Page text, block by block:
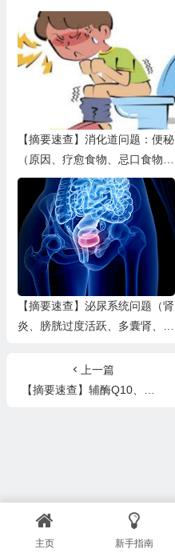
【摘要速查】消化道问题：便秘
（原因、疗愈食物、忌口食物、
补充剂方）
【摘要速查】泌尿系统问题（肾
炎、膀胱过度活跃、多囊肾、尿
上一篇
【摘要速查】辅酶Q10、姜黄、接骨木、蒲公英、甘露糖、虫草、灵芝、红景天、红海藻、白藜芦醇
主页 新手指南